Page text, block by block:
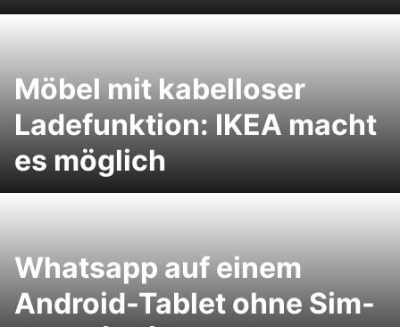
Möbel mit kabelloser
Ladefunktion: IKEA macht
es möglich
Whatsapp auf einem
Android-Tablet ohne Sim-